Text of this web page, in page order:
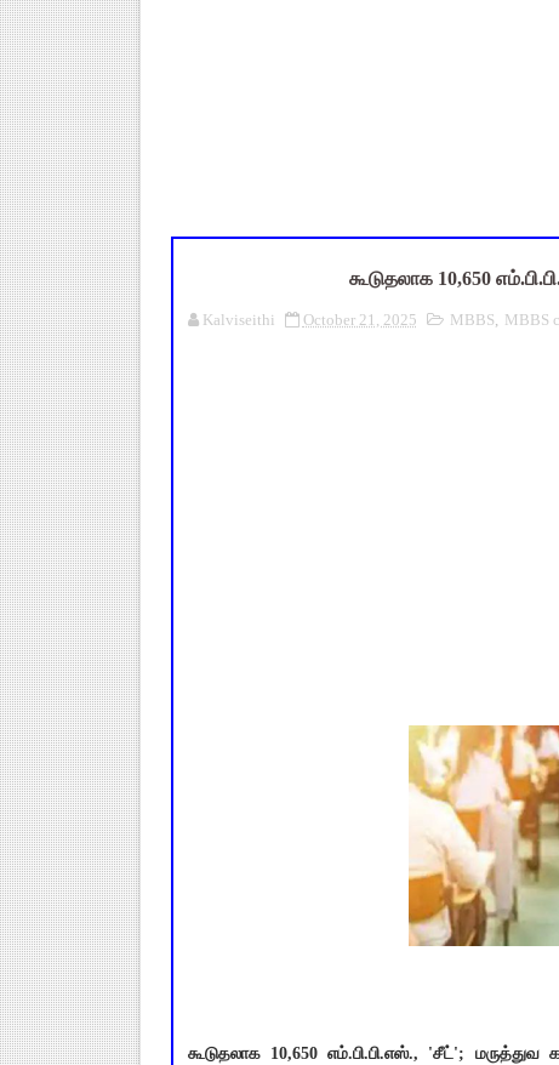
Census 2027:
TN Budget Assembly
TN Budget 2026-2027
Census 2026 HLO App:
கூடுதலாக 10,650
Kalviseithi October 21, 2025 MBBS, MBBS
கூடுதலாக 10,650 எம்.பி.பி.எஸ்., 'சீட்';